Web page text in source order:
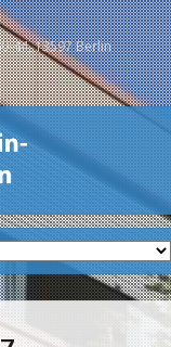
44, 13597 Berlin